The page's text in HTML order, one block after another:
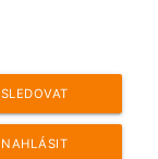
SLEDOVAT
NAHLÁSIT